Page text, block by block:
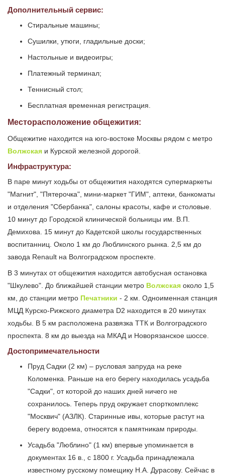
Дополнительный сервис:
Стиральные машины;
Сушилки, утюги, гладильные доски;
Настольные и видеоигры;
Платежный терминал;
Теннисный стол;
Бесплатная временная регистрация.
Месторасположение общежития:
Общежитие находится на юго-востоке Москвы рядом с метро
Волжская и Курской железной дорогой.
Инфраструктура:
В паре минут ходьбы от общежития находятся супермаркеты
"Магнит", "Пятерочка", мини-маркет "ГИМ", аптеки, банкоматы
и отделения "Сбербанка", салоны красоты, кафе и столовые.
10 минут до Городской клинической больницы им. В.П.
Демихова. 15 минут до Кадетской школы государственных
воспитанниц. Около 1 км до Люблинского рынка. 2,5 км до
завода Renault на Волгоградском проспекте.
В 3 минутах от общежития находится автобусная остановка
"Шкулево". До ближайшей станции метро Волжская около 1,5
км, до станции метро Печатники - 2 км. Одноименная станция
МЦД Курско-Рижского диаметра D2 находится в 20 минутах
ходьбы. В 5 км расположена развязка ТТК и Волгоградского
проспекта. 8 км до выезда на МКАД и Новорязанское шоссе.
Достопримечательности
Пруд Садки (2 км) – русловая запруда на реке
Коломенка. Раньше на его берегу находилась усадьба
"Садки", от которой до наших дней ничего не
сохранилось. Теперь пруд окружает спорткомплекс
"Москвич" (АЗЛК). Старинные ивы, которые растут на
берегу водоема, относятся к памятникам природы.
Усадьба "Люблино" (1 км) впервые упоминается в
документах 16 в., с 1800 г. Усадьба принадлежала
известному русскому помещику Н.А. Дурасову. Сейчас в